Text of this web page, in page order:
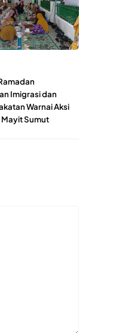
Imigrasi dan
Warnai Aksi
Mayit Sumut